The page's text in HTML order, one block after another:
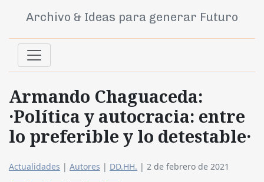
Archivo & Ideas para generar Futuro
Armando Chaguaceda:
·Política y autocracia: entre
lo preferible y lo detestable·
Actualidades | Autores | DD.HH. | 2 de febrero de 2021